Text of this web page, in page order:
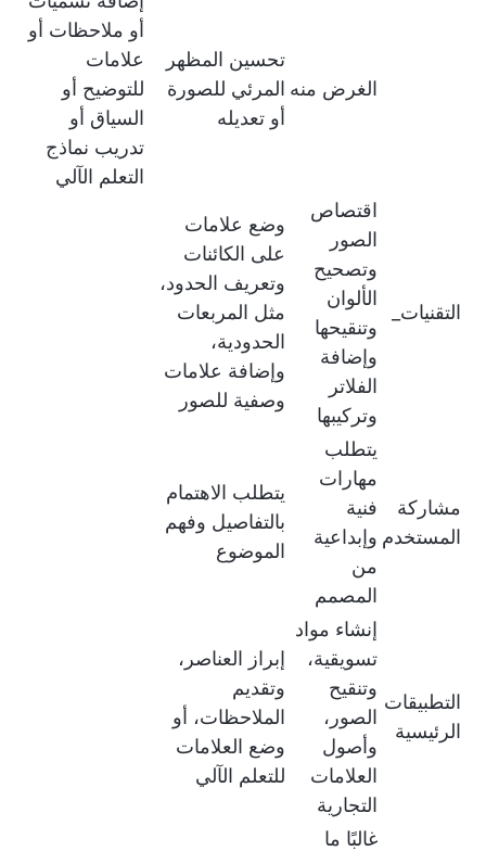
الغرض منه
تحسين المظهر
المرئي للصورة
أو تعديله
أو ملاحظات أو
علامات
للتوضيح أو
السياق أو
تدريب نماذج
التعلم الآلي
التقنيات_
اقتصاص
الصور
وتصحيح
الألوان
وتنقيحها
وإضافة
الفلاتر
وتركيبها
وضع علامات
على الكائنات
وتعريف الحدود،
مثل المربعات
الحدودية،
وإضافة علامات
وصفية للصور
مشاركة
المستخدم
يتطلب
مهارات
فنية
وإبداعية
من
المصمم
يتطلب الاهتمام
بالتفاصيل وفهم
الموضوع
التطبيقات
الرئيسية
إنشاء مواد
تسويقية،
وتنقيح
الصور،
وأصول
العلامات
التجارية
إبراز العناصر،
وتقديم
الملاحظات، أو
وضع العلامات
للتعلم الآلي
غالبًا ما